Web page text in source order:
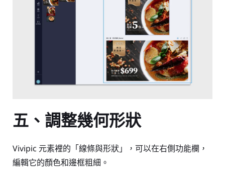
五、調整幾何形狀
Vivipic 元素裡的「線條與形狀」，可以在右側功能欄，
編輯它的顏色和邊框粗細。